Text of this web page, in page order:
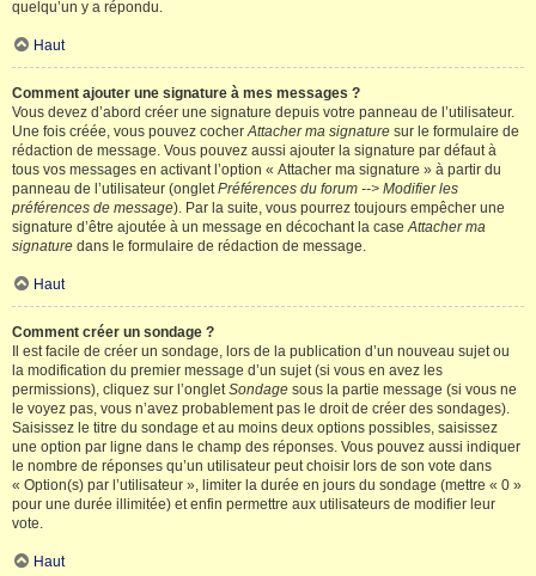
quelqu’un y a répondu.
Haut
Comment ajouter une signature à mes messages ?
Vous devez d’abord créer une signature depuis votre panneau de l’utilisateur.
Une fois créée, vous pouvez cocherAttacher ma signature sur le formulaire de
rédaction de message. Vous pouvez aussi ajouter la signature par défaut à
tous vos messages en activant l’option « Attacher ma signature » à partir du
panneau de l’utilisateur (ongletPréférences du forum --> Modifier les
préférences de message). Par la suite, vous pourrez toujours empêcher une
signature d’être ajoutée à un message en décochant la caseAttacher ma
signature dans le formulaire de rédaction de message.
Haut
Comment créer un sondage ?
Il est facile de créer un sondage, lors de la publication d’un nouveau sujet ou
la modification du premier message d’un sujet (si vous en avez les
permissions), cliquez sur l’ongletSondage sous la partie message (si vous ne
le voyez pas, vous n’avez probablement pas le droit de créer des sondages).
Saisissez le titre du sondage et au moins deux options possibles, saisissez
une option par ligne dans le champ des réponses. Vous pouvez aussi indiquer
le nombre de réponses qu’un utilisateur peut choisir lors de son vote dans
« Option(s) par l’utilisateur », limiter la durée en jours du sondage (mettre « 0 »
pour une durée illimitée) et enfin permettre aux utilisateurs de modifier leur
vote.
Haut